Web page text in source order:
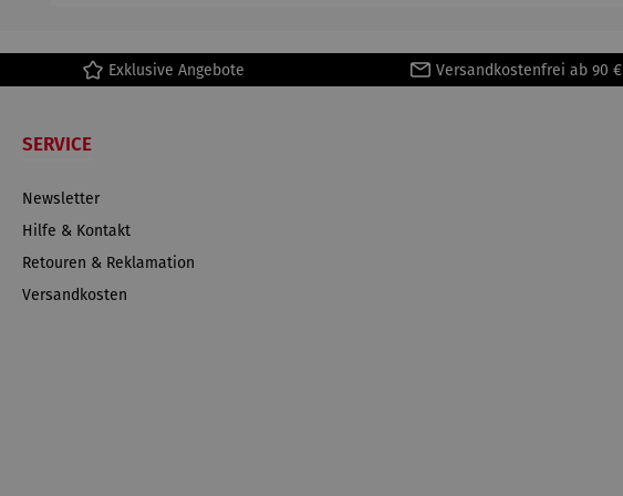
Exklusive Angebote Versandkostenfrei ab 90 €
SERVICE
Newsletter
Hilfe & Kontakt
Retouren & Reklamation
Versandkosten